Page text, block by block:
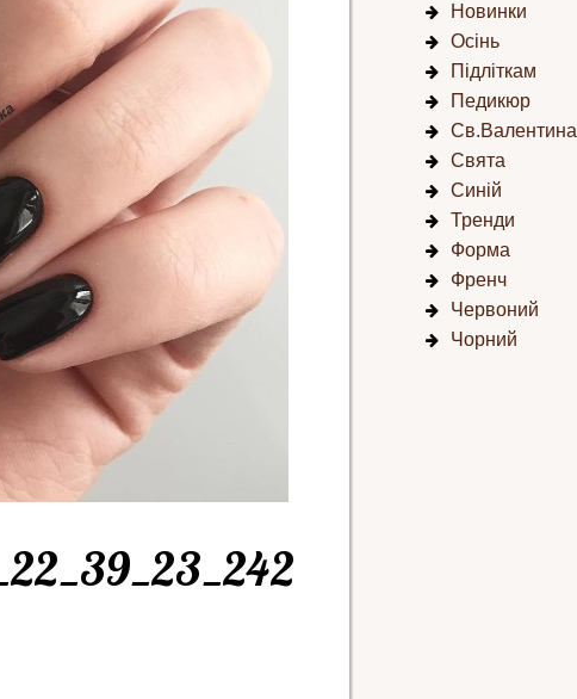
Новинки
Осінь
Підліткам
Педикюр
Св.Валентина
Свята
Синій
Тренди
Форма
Френч
Червоний
Чорний